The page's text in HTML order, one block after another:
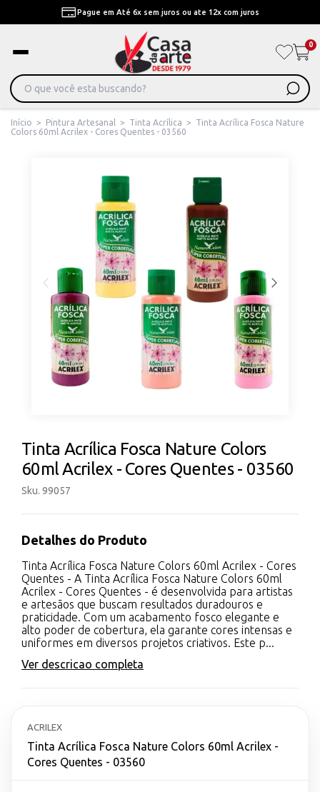
Pague em Até 6x sem juros ou ate 12x com juros
0
Início > Pintura Artesanal > Tinta Acrílica >
Tinta Acrílica Fosca Nature
Colors 60ml Acrilex - Cores Quentes - 03560
Tinta Acrílica Fosca Nature Colors
60ml Acrilex - Cores Quentes - 03560
Sku. 99057
Detalhes do Produto
Tinta Acrílica Fosca Nature Colors 60ml Acrilex - Cores
Quentes - A Tinta Acrílica Fosca Nature Colors 60ml
Acrilex - Cores Quentes - é desenvolvida para artistas
e artesãos que buscam resultados duradouros e
praticidade. Com um acabamento fosco elegante e
alto poder de cobertura, ela garante cores intensas e
uniformes em diversos projetos criativos. Este p...
Ver descricao completa
ACRILEX
Tinta Acrílica Fosca Nature Colors 60ml Acrilex -
Cores Quentes - 03560